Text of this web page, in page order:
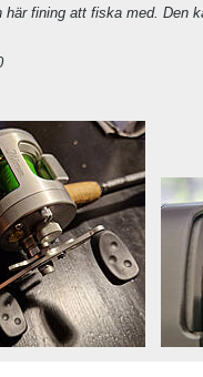
fining att fiska med. Den